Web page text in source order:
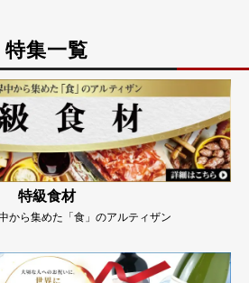
特集一覧
特級食材
から集めた「食」のアルティザン